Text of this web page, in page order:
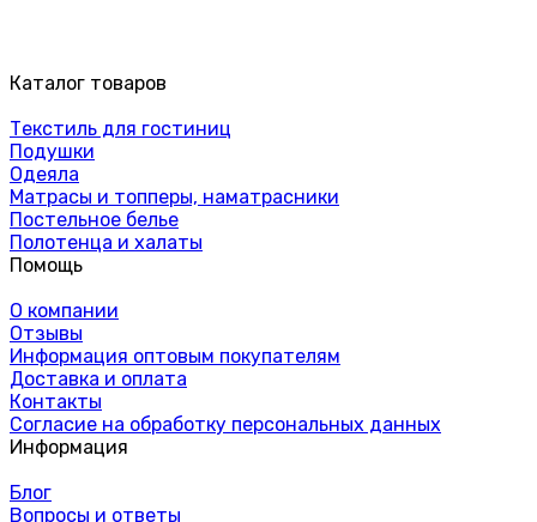
Каталог товаров
Текстиль для гостиниц
Подушки
Одеяла
Матрасы и топперы, наматрасники
Постельное белье
Полотенца и халаты
Помощь
О компании
Отзывы
Информация оптовым покупателям
Доставка и оплата
Контакты
Согласие на обработку персональных данных
Информация
Блог
Вопросы и ответы